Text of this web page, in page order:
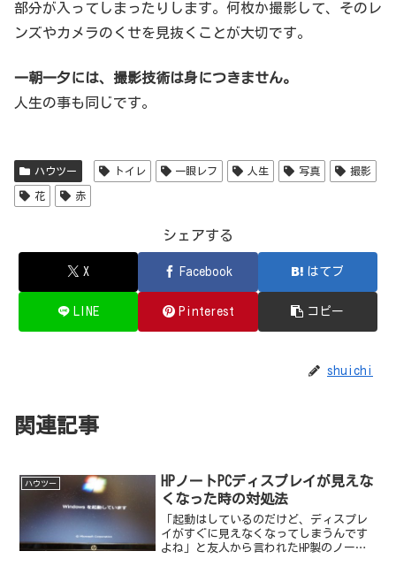
部分が入ってしまったりします。何枚か撮影して、そのレ
ンズやカメラのくせを見抜くことが大切です。
一朝一夕には、撮影技術は身につきません。
人生の事も同じです。
ハウツー トイレ 一眼レフ 人生 写真 撮影
花 赤
シェアする
X Facebook はてブ
LINE Pinterest コピー
shuichi
関連記事
ハウツー
HPノートPCディスプレイが見えな
くなった時の対処法
「起動はしているのだけど、ディスプレ
イがすぐに見えなくなってしまうんです
よね」と友人から言われたHP製のノート